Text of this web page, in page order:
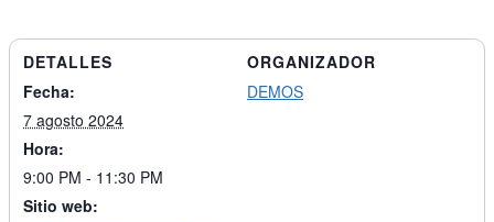
DETALLES
Fecha:
7 agosto 2024
Hora:
9:00 PM - 11:30 PM
Sitio web:
ORGANIZADOR
DEMOS